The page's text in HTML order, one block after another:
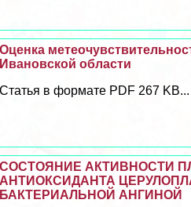
Оценка
Ивановской области
Статья в формате PDF 267 KB...
СОСТОЯНИЕ АКТИВНОСТИ
АНТИОКСИДАНТА
БАКТЕРИАЛЬНОЙ АНГИНОЙ